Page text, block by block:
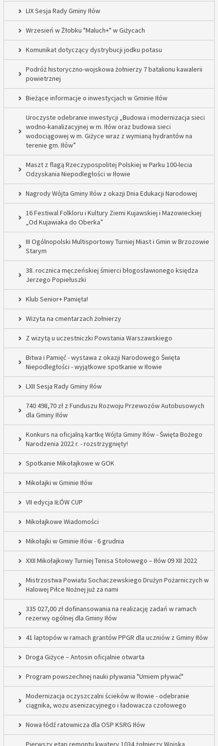
LIX Sesja Rady Gminy Iłów
Wrzesień w Żłobku "Maluch+" w Giżycach
Komunikat dotyczący dystrybucji jodku potasu
Podróż historyczno-wojskowa żołnierzy 7 batalionu kawalerii
powietrznej
Bieżące informacje o inwestycjach w Gminie Iłów
Uroczyste odebranie inwestycji „Budowa i modernizacja sieci
wodno-kanalizacyjnej w m. Iłów oraz budowa sieci
wodociągowej w m. Giżyce wraz z wymianą hydrantów na
terenie gm. Iłów”
Maszt z flagą Rzeczypospolitej Polskiej w Parku 100-lecia
Odzyskania Niepodległości w Iłowie
Nagrody Wójta Gminy Iłów z okazji Dnia Edukacji Narodowej
16 Festiwal Folkloru i Kultury Ziemi Kujawskiej i Mazowieckiej
„Od Kujawiaka do Oberka”
III Ogólnopolski Multisportowy Turniej Miast i Gmin w Brzozowie
Starym
38. rocznica męczeńskiej śmierci błogosławionego księdza
Jerzego Popiełuszki
Klub Senior+ Pamięta!
Wizyta na cmentarzach żołnierzy
Z wizytą u uczestniczki Powstania Warszawskiego
Bitwa i Pamięć - wystawa z okazji Narodowego Święta
Niepodległości - wyjątkowe spotkanie w Iłowie
LXII Sesja Rady Gminy Iłów
740 498,70 zł z Funduszu Rozwoju Przewozów Autobusowych
dla Gminy Iłów
Konkurs na oficjalną kartkę Wójta Gminy Iłów - Święta Bożego
Narodzenia 2022 r. - rozstrzygnięty!
Spotkanie Mikołajkowe w GOK
Mikołajki w Gminie Iłów
VII edycja IŁÓW CUP
Mikołajkowe Wiadomości
Mikołajki w Gminie Iłów - 6 grudnia
XXII Mikołajkowy Turniej Tenisa Stołowego – Iłów 09 XII 2022
Mistrzostwa Powiatu Sochaczewskiego Drużyn Pożarniczych w
Halowej Piłce Nożnej już za nami
335 027,00 zł dofinansowania na realizację zadań w ramach
rezerwy ogólnej dla Gminy Iłów
41 laptopów w ramach grantów PPGR dla uczniów z Gminy Iłów
Droga Giżyce – Antosin oficjalnie otwarta
Program powszechnej nauki pływania "Umiem pływać"
Modernizacja oczyszczalni ścieków w Iłowie - odebranie
ciągnika, wozu asenizacyjnego i ładowacza czołowego
Nowa łódź ratownicza dla OSP KSRG Iłów
Pierwszy etap remontu kwatery 1034 żołnierzy Wojska